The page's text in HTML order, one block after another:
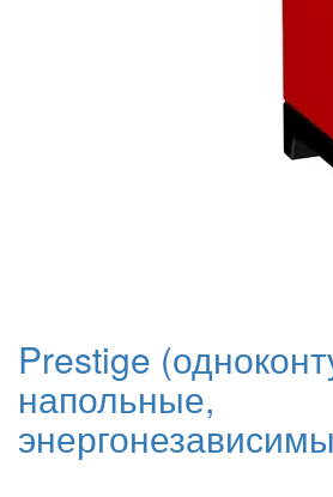
Prestige
напольные,